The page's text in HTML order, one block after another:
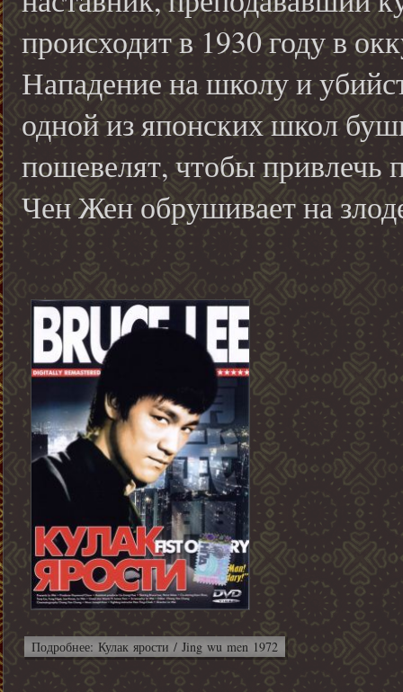
происходит в 1930 году в
Нападение на школу и
одной из японских школ
пошевелят, чтобы привлечь
Чен Жен обрушивает на
Подробнее: Кулак ярости / Jing wu men 1972